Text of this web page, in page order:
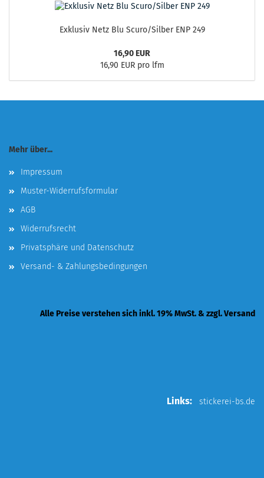
Exklusiv Netz Blu Scuro/Silber ENP 249
16,90 EUR
16,90 EUR pro lfm
Mehr über...
Impressum
Muster-Widerrufsformular
AGB
Widerrufsrecht
Privatsphäre und Datenschutz
Versand- & Zahlungsbedingungen
Alle Preise verstehen sich inkl. 19% MwSt. & zzgl. Versand
Links: stickerei-bs.de